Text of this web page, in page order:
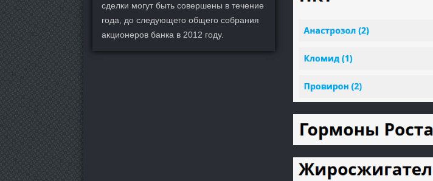
сделки могут быть совершены в течение
года, до следующего общего собрания
акционеров банка в 2012 году.